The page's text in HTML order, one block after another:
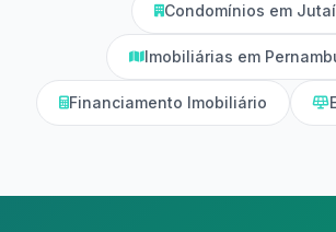
Condomínios em Jutaí
Imobiliárias em
Financiamento Imobiliário